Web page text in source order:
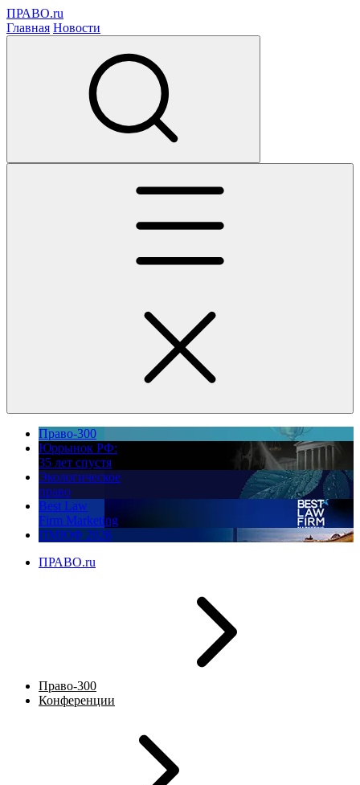
ПРАВО.ru
Главная Новости
Право-300
Юррынок РФ:
35 лет спустя
Экологическое
право
Best Law
Firm Marketing
ПМЮФ 2026
ПРАВО.ru
Право-300
Конференции